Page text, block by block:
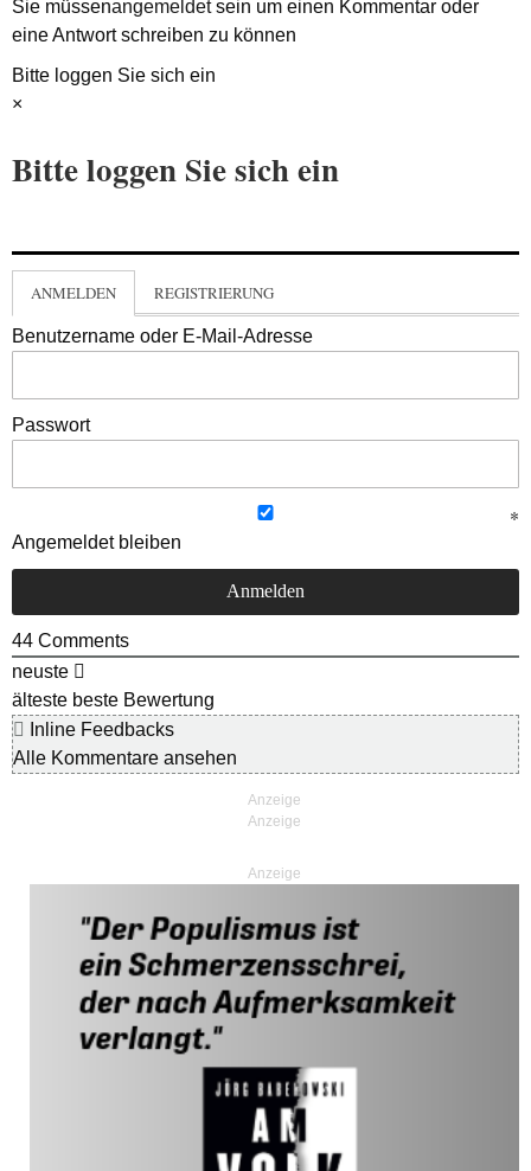
Sie müssenangemeldetsein um einen Kommentar oder
eine Antwort schreiben zu können
Bitte loggen Sie sich ein
×
Bitte loggen Sie sich ein
ANMELDEN REGISTRIERUNG
Benutzername oder E-Mail-Adresse
Passwort
Angemeldet bleiben
44 Comments
neuste
älteste beste Bewertung
Inline Feedbacks
Alle Kommentare ansehen
Anzeige